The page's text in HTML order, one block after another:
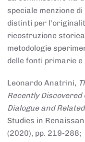
speciale menzione
distinti per
ricostruzione
metodologie
delle fonti primarie
Leonardo Anatrini,
Recently
Dialogue and
Studies in
(2020), pp. 219-288;